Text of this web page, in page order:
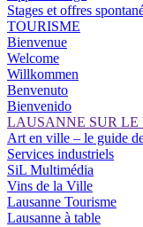
Stages et offres
TOURISME
Bienvenue
Welcome
Willkommen
Benvenuto
Bienvenido
LAUSANNE SUR LE
Art en ville – le guide
Services industriels
SiL Multimédia
Vins de la Ville
Lausanne Tourisme
Lausanne à table